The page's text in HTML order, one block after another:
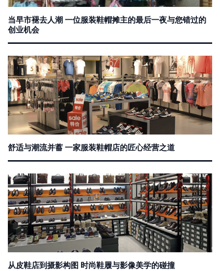
当早市褪去人潮 一位服装鞋帽摊主的最后一夜与您错过的
创业机会
舒适与潮流并蓄 一家服装鞋帽店的匠心经营之道
从皮鞋店到摄影构图 时尚鞋履与影像美学的碰撞